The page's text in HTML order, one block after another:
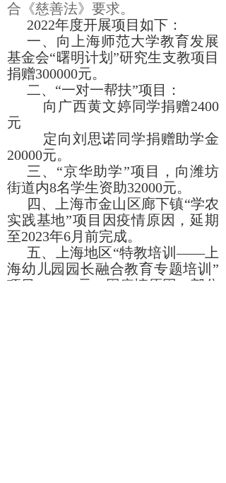
合《慈善法》要求。
2022年度开展项目如下：
一、向上海师范大学教育发展
基金会“曙明计划”研究生支教项目
捐赠300000元。
二、“一对一帮扶”项目：
向广西黄文婷同学捐赠2400
元
定向刘思诺同学捐赠助学金
20000元。
三、“京华助学”项目，向潍坊
街道内8名学生资助32000元。
四、上海市金山区廊下镇“学农
实践基地”项目因疫情原因，延期
至2023年6月前完成。
五、上海地区“特教培训——上
海幼儿园园长融合教育专题培训”
项目225000元，因疫情原因，部分